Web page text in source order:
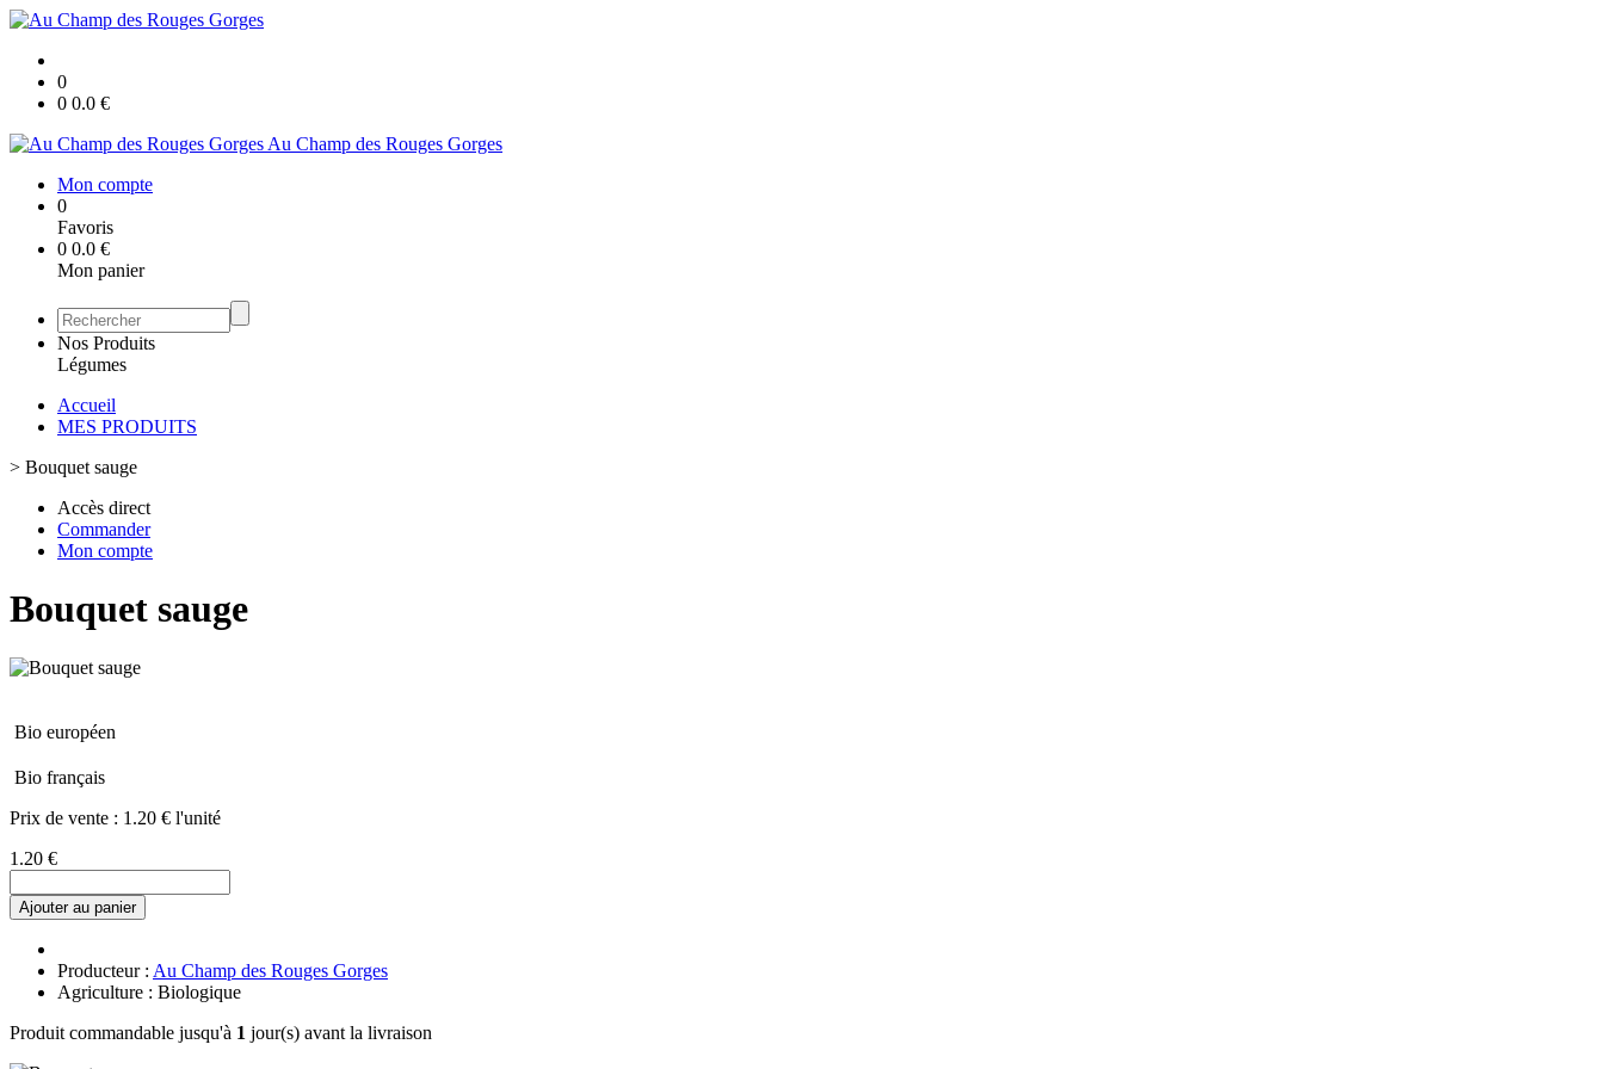
0
0 0.0 €
Au Champ des Rouges Gorges
Mon compte
0
Favoris
0 0.0 €
Mon panier
Nos Produits
Légumes
Accueil
MES PRODUITS
> Bouquet sauge
Accès direct
Commander
Mon compte
Bouquet sauge
Bio européen
Bio français
Prix de vente : 1.20 € l'unité
1.20 €
Ajouter au panier
Producteur : Au Champ des Rouges Gorges
Agriculture : Biologique
Produit commandable jusqu'à 1 jour(s) avant la livraison